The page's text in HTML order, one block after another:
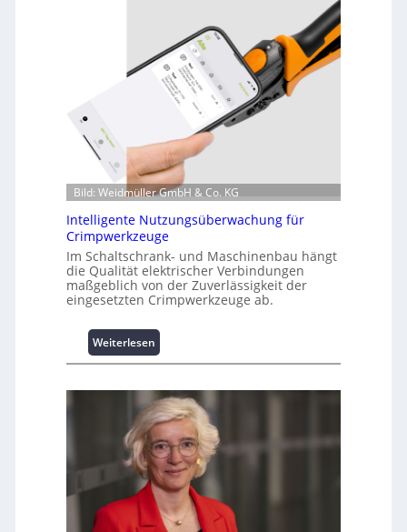
f
t
i
o
n
u
m
L
a
s
s
p
i
z
e
n
m
a
n
a
g
Bild: Weidmüller GmbH & Co. KG
Intelligente Nutzungsüberwachung für
Crimpwerkzeuge
Im Schaltschrank- und Maschinenbau hängt
die Qualität elektrischer Verbindungen
maßgeblich von der Zuverlässigkeit der
eingesetzten Crimpwerkzeuge ab.
Weiterlesen
I
t
e
l
l
i
g
e
n